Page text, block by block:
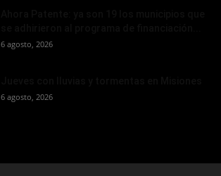
6 agosto, 2026
6 agosto, 2026